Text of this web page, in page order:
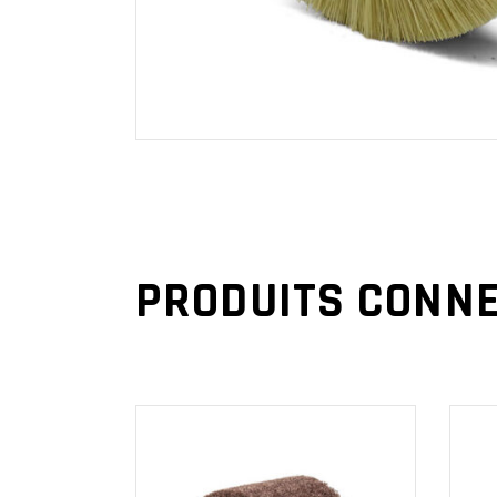
PRODUITS